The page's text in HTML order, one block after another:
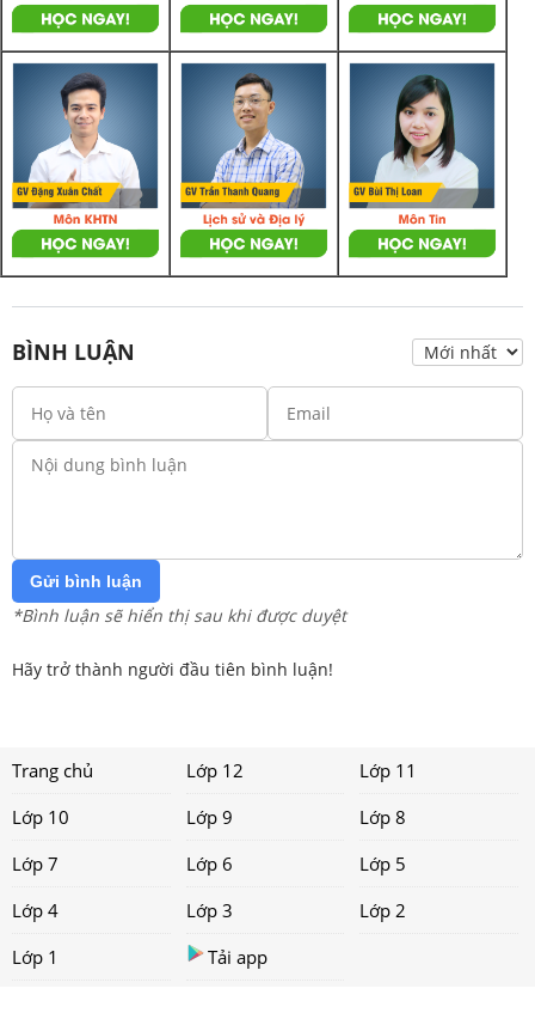
BÌNH LUẬN
Gửi bình luận
*Bình luận sẽ hiển thị sau khi được duyệt
Hãy trở thành người đầu tiên bình luận!
Trang chủ Lớp 12
Lớp 11
Lớp 10
Lớp 9
Lớp 8
Lớp 7
Lớp 6
Lớp 5
Lớp 4
Lớp 3
Lớp 2
Lớp 1
Tải app